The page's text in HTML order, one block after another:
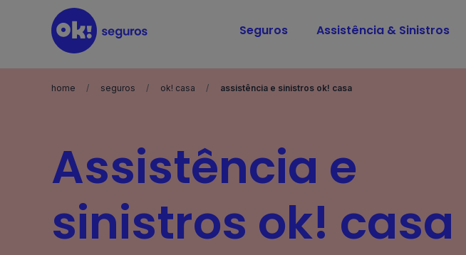
Seguros Assistência & Sinistros
home seguros ok! casa assistência e sinistros ok! casa
Assistência e
sinistros ok! casa